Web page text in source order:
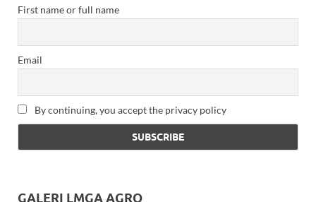
First name or full name
Email
By continuing, you accept the privacy policy
GALERI LMGA AGRO